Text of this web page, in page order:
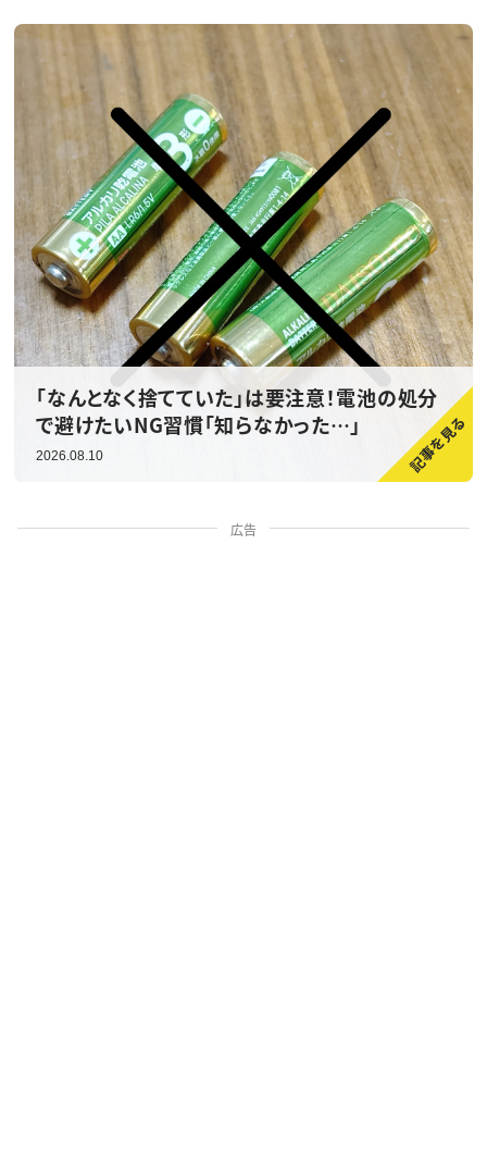
「なんとなく捨てていた」は要注意！電池の処分
で避けたいNG習慣「知らなかった…」
2026.08.10
広告